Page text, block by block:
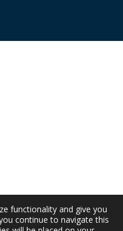
functionality and give you
continue to navigate this